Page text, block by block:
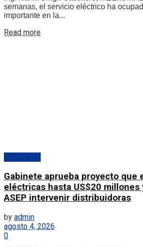
semanas, el servicio eléctrico ha
importante en la...
Read more
Gabinete aprueba proyecto que
eléctricas hasta US$20 millones
ASEP intervenir distribuidoras
by admin
agosto 4, 2026
0